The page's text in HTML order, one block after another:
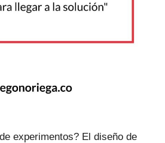
experimentos? El diseño de